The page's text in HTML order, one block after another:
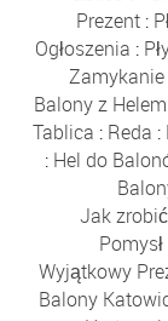
Prezent :
Ogłoszenia :
Balony z Helem
Tablica : Reda :
: Hel do
Jak
Wyjątkowy
Balony